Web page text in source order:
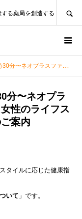
る薬局を創造する
（女性のライフスタイルに応じた健康指導）のご案内
分〜ネオプラ
性のライフス
案内
タイルに応じた健康指
ついて 」です。